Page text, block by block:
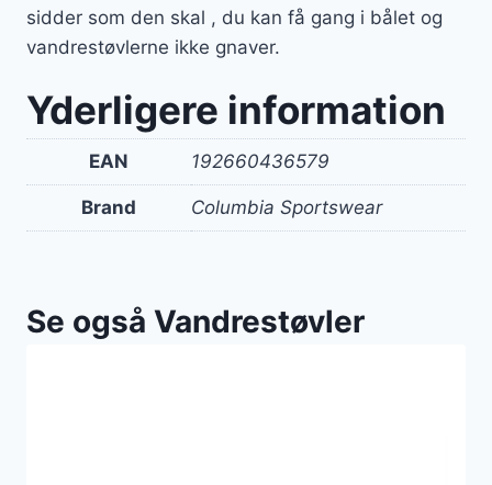
sidder som den skal , du kan få gang i bålet og
vandrestøvlerne ikke gnaver.
Yderligere information
EAN 192660436579
Brand Columbia Sportswear
Se også Vandrestøvler